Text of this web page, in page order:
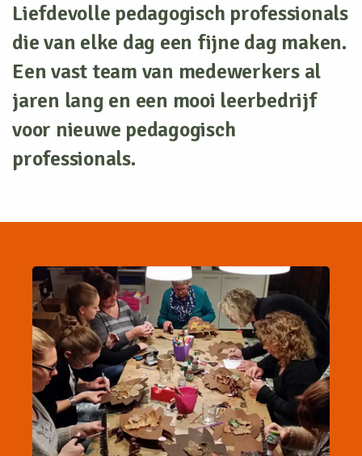
Liefdevolle pedagogisch professionals
die van elke dag een fijne dag maken.
Een vast team van medewerkers al
jaren lang en een mooi leerbedrijf
voor nieuwe pedagogisch
professionals.